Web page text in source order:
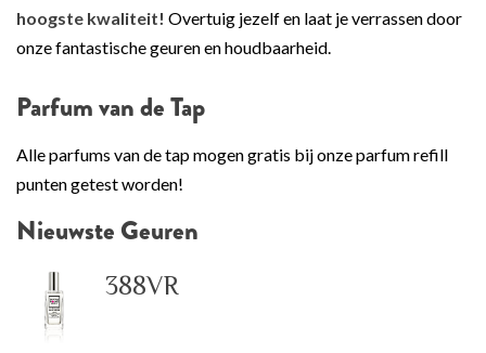
hoogste kwaliteit! Overtuig jezelf en laat je verrassen door
onze fantastische geuren en houdbaarheid.
Parfum van de Tap
Alle parfums van de tap mogen gratis bij onze parfum refill
punten getest worden!
Nieuwste Geuren
388VR